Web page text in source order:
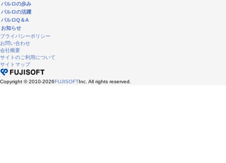
パルロの歩み
パルロの活躍
パルロQ＆A
お知らせ
プライバシーポリシー
お問い合わせ
会社概要
サイトのご利用について
サイトマップ
Copyright © 2010-2026FUJISOFTInc. All rights reserved.